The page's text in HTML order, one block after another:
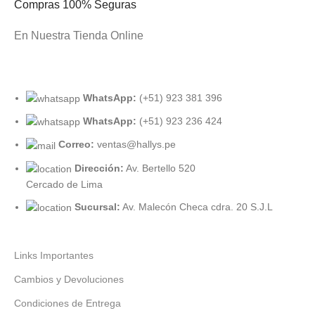
Compras 100% Seguras
En Nuestra Tienda Online
WhatsApp: (+51) 923 381 396
WhatsApp: (+51) 923 236 424
Correo: ventas@hallys.pe
Dirección: Av. Bertello 520
Cercado de Lima
Sucursal: Av. Malecón Checa cdra. 20 S.J.L
Links Importantes
Cambios y Devoluciones
Condiciones de Entrega